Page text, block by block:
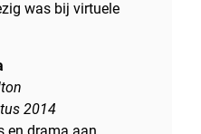
was bij virtuele
2014